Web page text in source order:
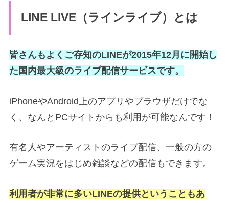
LINE LIVE（ラインライブ）とは
皆さんもよくご存知のLINEが2015年12月に開始し
た国内最大級のライブ配信サービスです。
iPhoneやAndroid上のアプリやブラウザだけでな
く、なんとPCサイトからも利用が可能なんです！
有名人やアーティストのライブ配信、一般の方の
ゲーム実況をはじめ雑談などの配信もできます。
利用者が非常に多いLINEの提供ということもあ